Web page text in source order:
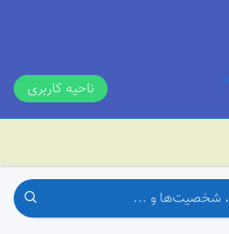
ناحیه کاربری